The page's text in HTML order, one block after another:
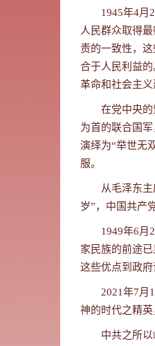
1945年4月
人民群众取得
责的一致性， 这
合于人民利益
革命和社会主义
在党中央
为首的联合国
演绎为“举世无
服。
从毛泽东
岁”， 中国共产
1949年6月
家民族的前途
这些优点到政
2021年7月
神的时代之精英
中共之所